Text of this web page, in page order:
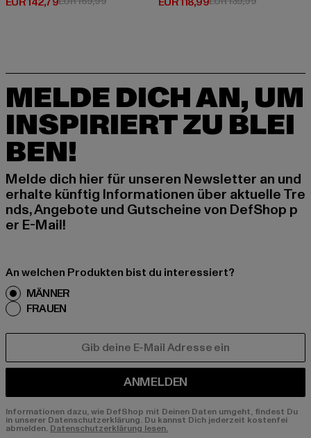
MELDE DICH AN, UM
INSPIRIERT ZU BLEI
BEN!
Melde dich hier für unseren Newsletter an und
erhalte künftig Informationen über aktuelle Tre
nds, Angebote und Gutscheine von DefShop p
er E-Mail!
An welchen Produkten bist du interessiert?
MÄNNER
FRAUEN
ANMELDEN
Informationen dazu, wie DefShop mit Deinen Daten umgeht, findest Du
in unserer Datenschutzerklärung. Du kannst Dich jederzeit kostenfei
abmelden. Datenschutzerklärung lesen.